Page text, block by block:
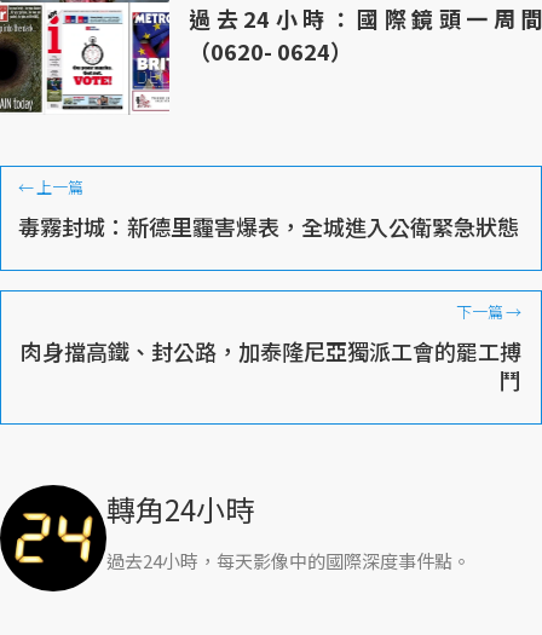
過去24小時：國際鏡頭一周間
（0620- 0624）
←上一篇
毒霧封城：新德里霾害爆表，全城進入公衛緊急狀態
下一篇→
肉身擋高鐵、封公路，加泰隆尼亞獨派工會的罷工搏
鬥
轉角24小時
過去24小時，每天影像中的國際深度事件點。